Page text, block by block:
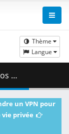
Thème
Langue
MB )
un VPN pour
privée